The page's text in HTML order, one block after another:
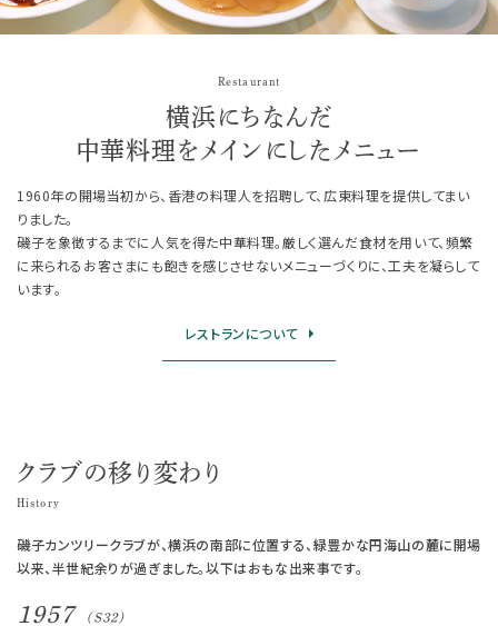
Restaurant
横浜にちなんだ
中華料理を メインにしたメニュー
1960年の開場当初から、香港の料理人を招聘して、広東料理を提供してまい
りました。
磯子を象徴するまでに人気を得た中華料理。厳しく選んだ食材を用いて、頻繁
に来られるお客さまにも飽きを感じさせないメニューづくりに、工夫を凝らして
います。
レストランについて
クラブの移り変わり
History
磯子カンツリークラブが、横浜の南部に位置する、緑豊かな円海山の麓に開場
以来、半世紀余りが過ぎました。以下はおもな出来事です。
1957 (S32)